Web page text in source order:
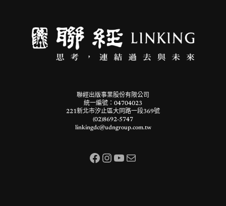
聯經出版事業股份有限公司
統一編號：04704023
221新北市汐止區大同路一段369號
(02)8692-5747
linkingdc@udngroup.com.tw
Facebook InstagramYouTube 電子郵件